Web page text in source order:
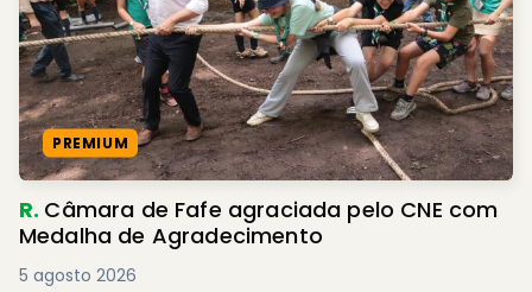
PREMIUM
R. Câmara de Fafe agraciada pelo CNE com
Medalha de Agradecimento
5 agosto 2026